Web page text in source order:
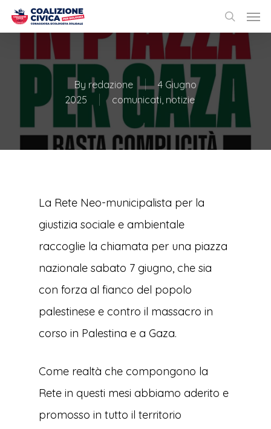
By redazione
4 Giugno
2025
comunicati, notizie
La Rete Neo-municipalista per la
giustizia sociale e ambientale
raccoglie la chiamata per una piazza
nazionale sabato 7 giugno, che sia
con forza al fianco del popolo
palestinese e contro il massacro in
corso in Palestina e a Gaza.
Come realtà che compongono la
Rete in questi mesi abbiamo aderito e
promosso in tutto il territorio